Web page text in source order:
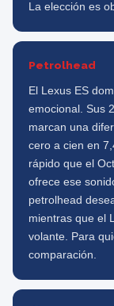
La elección es
Petrolhead
El Lexus ES
emocional. Sus
marcan una
cero a cien en
rápido que el
ofrece ese
petrolhead
mientras que el
volante. Para
comparación.